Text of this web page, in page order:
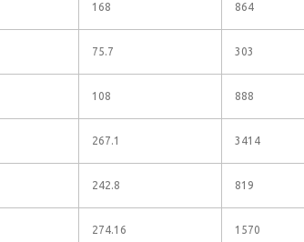
168 864
75.7 303
108 888
267.1 3414
242.8 819
274.16 1570